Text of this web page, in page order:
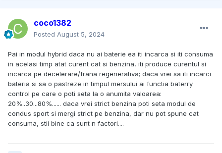
coco1382
Posted August 5, 2024
Pai in modul hybrid daca nu ai baterie ea iti incarca si iti consuma
in acelasi timp atat curent cat si benzina, iti produce curentul si
incarca pe decelerare/frana regenerativa; daca vrei sa iti incarci
bateria si sa o pastreze in timpul mersului ai functia baterry
control pe care o poti seta la o anumita valoarea:
20%..30...80%...... daca vrei strict benzina poti seta modul de
condus sport si mergi strict pe benzina, dar nu pot spune cat
consuma, stii bine ca sunt n factori....